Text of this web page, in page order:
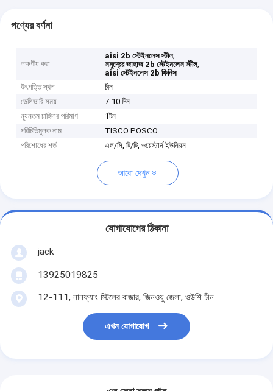
পণ্যের বর্ণনা
লক্ষণীয় করা
aisi 2b স্টেইনলেস স্টীল,
সমুদ্রের জাহাজ 2b স্টেইনলেস স্টীল,
aisi স্টেইনলেস 2b ফিনিস
উৎপত্তি স্থল
চীন
ডেলিভারি সময়
7-10 দিন
ন্যূনতম চাহিদার পরিমাণ
1টন
পরিচিতিমুলক নাম
TISCO POSCO
পরিশোধের শর্ত
এল/সি, টি/টি, ওয়েস্টার্ন ইউনিয়ন
আরো দেখুন
যোগাযোগের ঠিকানা
jack
13925019825
12-111, নানফ্যাং স্টিলের বাজার, জিনওয়ু জেলা, ওউশি চীন
এখন যোগাযোগ